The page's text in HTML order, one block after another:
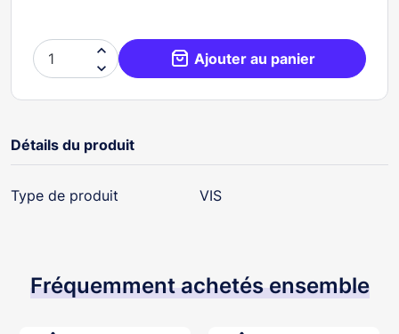

 Ajouter au panier
Détails du produit
Type de produit VIS
Fréquemment achetés ensemble